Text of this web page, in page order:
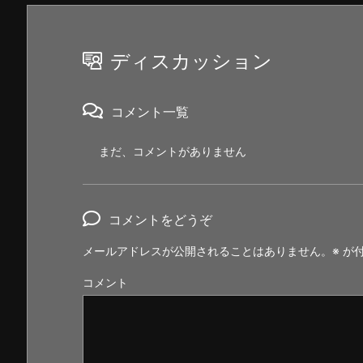
ディスカッション
コメント一覧
まだ、コメントがありません
コメントをどうぞ
メールアドレスが公開されることはありません。 ※ が
コメント